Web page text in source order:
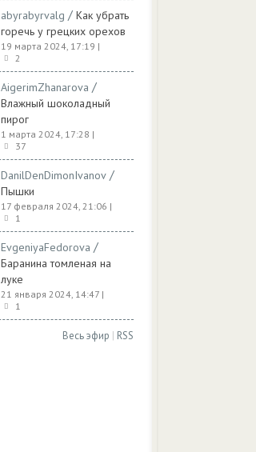
abyrabyrvalg / Как убрать
горечь у грецких орехов
19 марта 2024, 17:19 |
2
AigerimZhanarova /
Влажный шоколадный
пирог
1 марта 2024, 17:28 |
37
DanilDenDimonIvanov /
Пышки
17 февраля 2024, 21:06 |
1
EvgeniyaFedorova /
Баранина томленая на
луке
21 января 2024, 14:47 |
1
Весь эфир | RSS